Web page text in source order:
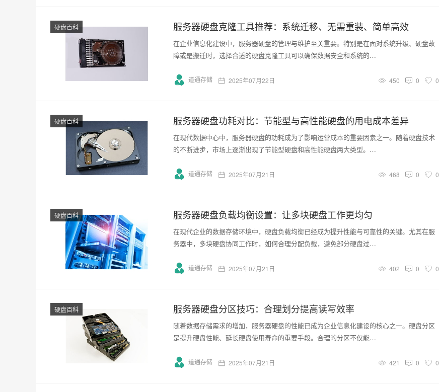
硬盘百科 服务器硬盘克隆工具推荐：系统迁移、无需重装、简单高效
在企业信息化建设中，服务器硬盘的管理与维护至关重要。特别是在面对系统升级、硬盘故
障或是搬迁时，选择合适的硬盘克隆工具可以确保数据安全和系统的…
道通存储 2025年07月22日 450 0 0
硬盘百科 服务器硬盘功耗对比：节能型与高性能硬盘的用电成本差异
在现代数据中心中，服务器硬盘的功耗成为了影响运营成本的重要因素之一。随着硬盘技术
的不断进步，市场上逐渐出现了节能型硬盘和高性能硬盘两大类型。…
道通存储 2025年07月21日 468 0 0
硬盘百科 服务器硬盘负载均衡设置：让多块硬盘工作更均匀
在现代企业的数据存储环境中，硬盘负载均衡已经成为提升性能与可靠性的关键。尤其在服
务器中，多块硬盘协同工作时，如何合理分配负载，避免部分硬盘过…
道通存储 2025年07月21日 402 0 0
硬盘百科 服务器硬盘分区技巧：合理划分提高读写效率
随着数据存储需求的增加，服务器硬盘的性能已成为企业信息化建设的核心之一。硬盘分区
是提升硬盘性能、延长硬盘使用寿命的重要手段。合理的分区不仅能…
道通存储 2025年07月21日 421 0 0